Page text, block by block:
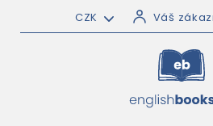
CZK Váš